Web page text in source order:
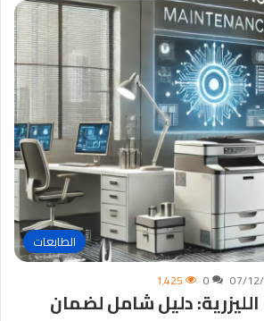
الطابعات
07/
0 1٬425
دليل شامل لضمان